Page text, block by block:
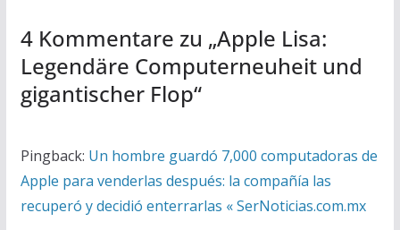
4 Kommentare zu „Apple Lisa:
Legendäre Computerneuheit und
gigantischer Flop“
Pingback: Un hombre guardó 7,000 computadoras de
Apple para venderlas después: la compañía las
recuperó y decidió enterrarlas « SerNoticias.com.mx